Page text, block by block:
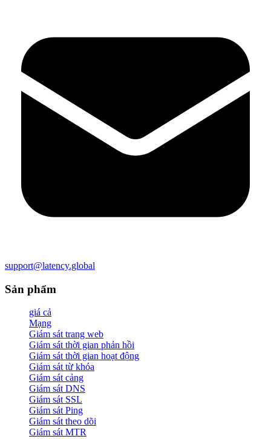
support@latency.global
Sản phẩm
giá cả
Mạng
Giám sát trang web
Giám sát thời gian phản hồi
Giám sát thời gian hoạt động
Giám sát từ khóa
Giám sát cảng
Giám sát DNS
Giám sát SSL
Giám sát Ping
Giám sát theo dõi
Giám sát MTR